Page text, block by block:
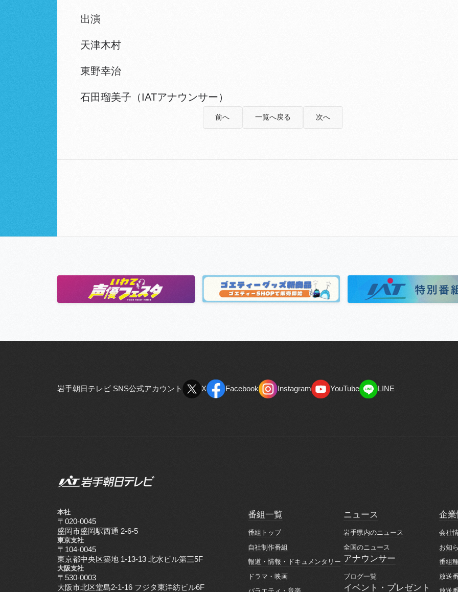
出演
天津木村
東野幸治
石田瑠美子（IATアナウンサー）
前へ 一覧へ戻る 次へ
岩手朝日テレビ SNS公式アカウント
X
Facebook
Instagram
YouTube
LINE
本社
〒020-0045
盛岡市盛岡駅西通 2-6-5
東京支社
〒104-0045
東京都中央区築地 1-13-13 北水ビル第三5F
大阪支社
〒530-0003
大阪市北区堂島2-1-16 フジタ東洋紡ビル6F
番組一覧
番組一覧
番組トップ
自社制作番組
自社制作番組
報道・情報・ドキュメンタリー
報道・情報・ドキュメンタリー
ドラマ・映画
ニュース
ニュース
岩手県内のニュース
全国のニュース
全国のニュース
アナウンサー
アナウンサー
ブログ一覧
ブログ一覧
イベント・プレゼント
企
企
会社
お知
お知
番組
番組
放送
放送